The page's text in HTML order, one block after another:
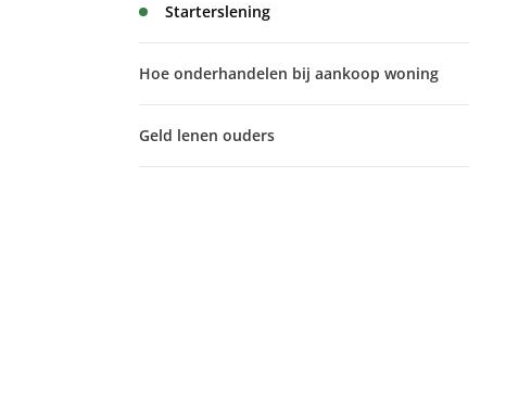
Starterslening
Hoe onderhandelen bij aankoop woning
Geld lenen ouders